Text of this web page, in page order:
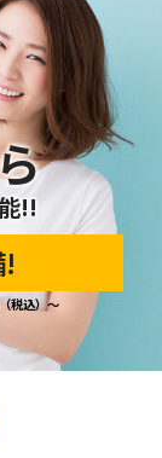
訂正・削除・
ます。
、および訂
以下の通りで
せは、下記
!!
税込）～